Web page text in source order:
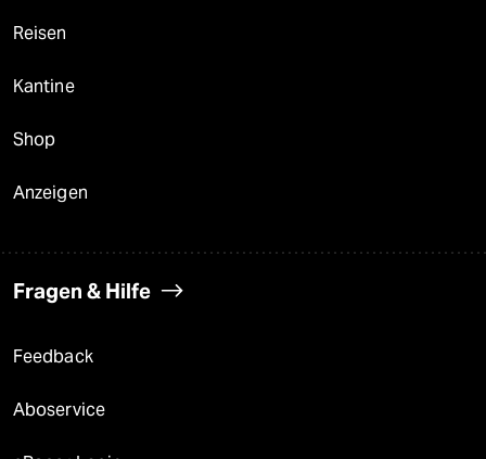
Reisen
Kantine
Shop
Anzeigen
Fragen & Hilfe
Feedback
Aboservice